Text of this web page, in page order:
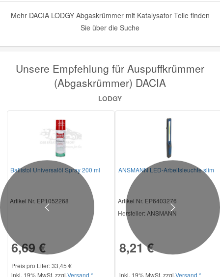
Mehr DACIA LODGY Abgaskrümmer mit Katalysator Teile finden
Sie über die Suche
Unsere Empfehlung für Auspuffkrümmer
(Abgaskrümmer) DACIA
LODGY
Ballistol Universalöl Spray 200 ml
Artikel Nr. EP1052268
6,69 €
Preis pro Liter: 33,45 €
inkl. 19% MwSt. zzgl.Versand *
ANSMANN LED-Arbeitsleuchte slim
Artikel Nr. EP6403276
Hersteller: ANSMANN
8,21 €
inkl. 19% MwSt. zzgl.Versand *
Previous Next